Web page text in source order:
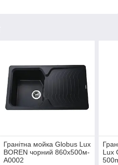
Гранітна мойка Globus Lux
BOREN чорний 860x500м-
А0002
Lux